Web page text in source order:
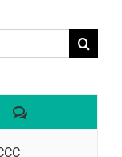
Comentaris